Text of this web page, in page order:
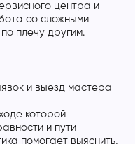
центра и
со сложными
плечу другим.
и выезд мастера
которой
и пути
помогает выяснить,